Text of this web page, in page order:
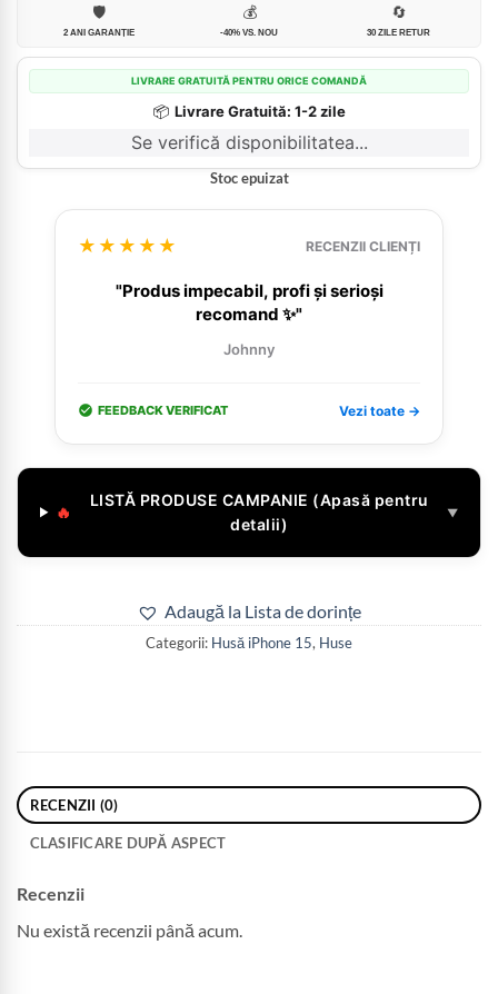
🛡️
2 ANI GARANȚIE
💰
-40% VS. NOU
🔄
30 ZILE RETUR
LIVRARE GRATUITĂ PENTRU ORICE COMANDĂ
📦 Livrare Gratuită: 1-2 zile
Se verifică disponibilitatea...
Stoc epuizat
★★★★★ RECENZII CLIENȚI
"Produs impecabil, profi și serioși
recomand ✨"
Johnny
FEEDBACK VERIFICAT Vezi toate →
🔥
LISTĂ PRODUSE CAMPANIE (Apasă pentru
detalii)
▼
Adaugă la Lista de dorințe
Categorii: Husă iPhone 15, Huse
RECENZII (0)
CLASIFICARE DUPĂ ASPECT
Recenzii
Nu există recenzii până acum.